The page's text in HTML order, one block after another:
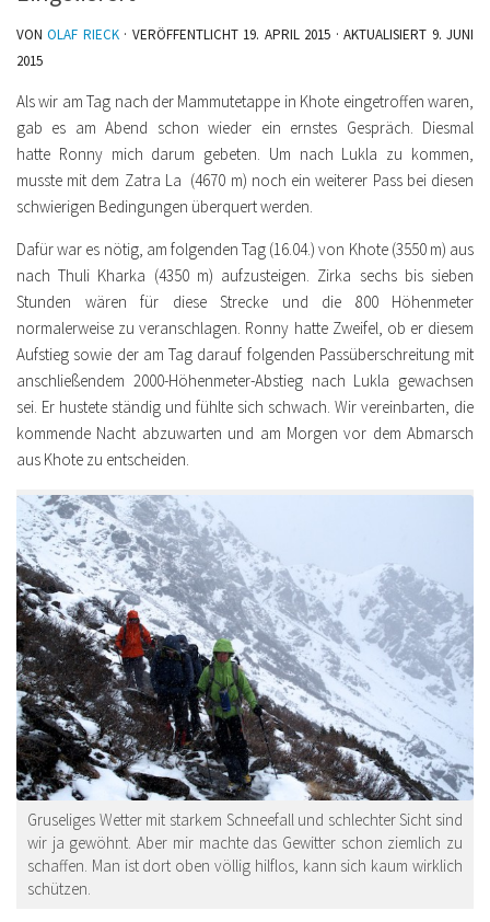
VONOLAF RIECK · VERÖFFENTLICHT 19. APRIL 2015 · AKTUALISIERT 9. JUNI
2015
Als wir am Tag nach der Mammutetappe in Khote eingetroffen waren,
gab es am Abend schon wieder ein ernstes Gespräch. Diesmal
hatte Ronny mich darum gebeten. Um nach Lukla zu kommen,
musste mit dem Zatra La (4670 m) noch ein weiterer Pass bei diesen
schwierigen Bedingungen überquert werden.
Dafür war es nötig, am folgenden Tag (16.04.) von Khote (3550 m) aus
nach Thuli Kharka (4350 m) aufzusteigen. Zirka sechs bis sieben
Stunden wären für diese Strecke und die 800 Höhenmeter
normalerweise zu veranschlagen. Ronny hatte Zweifel, ob er diesem
Aufstieg sowie der am Tag darauf folgenden Passüberschreitung mit
anschließendem 2000-Höhenmeter-Abstieg nach Lukla gewachsen
sei. Er hustete ständig und fühlte sich schwach. Wir vereinbarten, die
kommende Nacht abzuwarten und am Morgen vor dem Abmarsch
aus Khote zu entscheiden.
Gruseliges Wetter mit starkem Schneefall und schlechter Sicht sind
wir ja gewöhnt. Aber mir machte das Gewitter schon ziemlich zu
schaffen. Man ist dort oben völlig hilflos, kann sich kaum wirklich
schützen.